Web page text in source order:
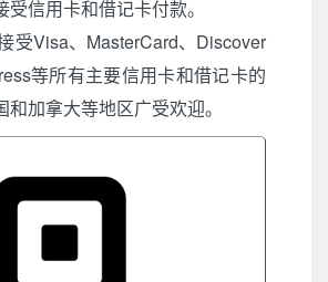
信用卡和借记卡付款。
受Visa、MasterCard、Discover
等所有主要信用卡和借记卡的
加拿大等地区广受欢迎。